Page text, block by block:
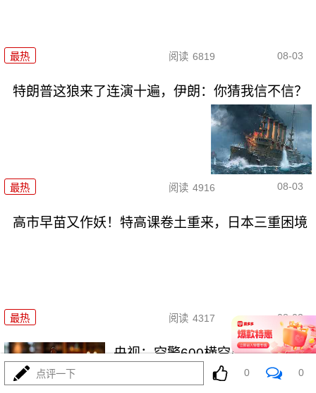
最热 阅读 6819 08-03
特朗普这狼来了连演十遍，伊朗：你猜我信不信？
最热 阅读 4916 08-03
高市早苗又作妖！特高课卷土重来，日本三重困境
最热 阅读 4317 08-03
央视：空警600横空出世，美航母
点评一下 0 0